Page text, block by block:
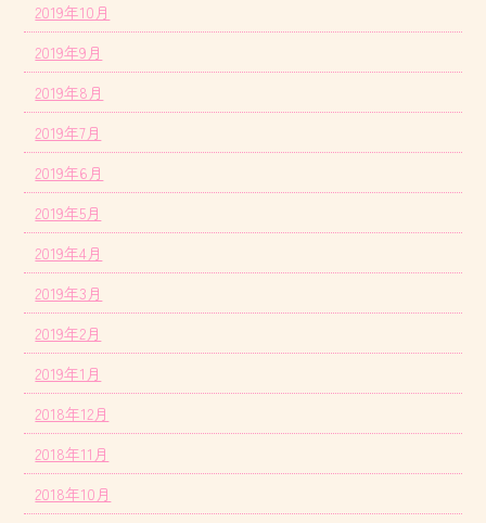
2019年10月
2019年9月
2019年8月
2019年7月
2019年6月
2019年5月
2019年4月
2019年3月
2019年2月
2019年1月
2018年12月
2018年11月
2018年10月